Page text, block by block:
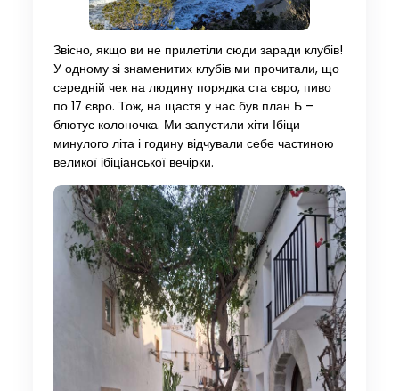
Звісно, якщо ви не прилетіли сюди заради клубів!
У одному зі знаменитих клубів ми прочитали, що
середній чек на людину порядка ста євро, пиво
по 17 євро. Тож, на щастя у нас був план Б –
блютус колоночка. Ми запустили хіти Ібіци
минулого літа і годину відчували себе частиною
великої ібіціанської вечірки.